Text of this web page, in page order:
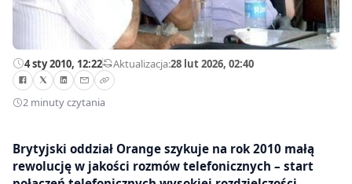
4 sty 2010, 12:22—Aktualizacja:28 lut 2026, 02:40
2 minuty czytania
Brytyjski oddział Orange szykuje na rok 2010 małą
rewolucję w jakości rozmów telefonicznych – start